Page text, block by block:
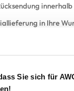
Sie sich für
innerhalb
in Ihre